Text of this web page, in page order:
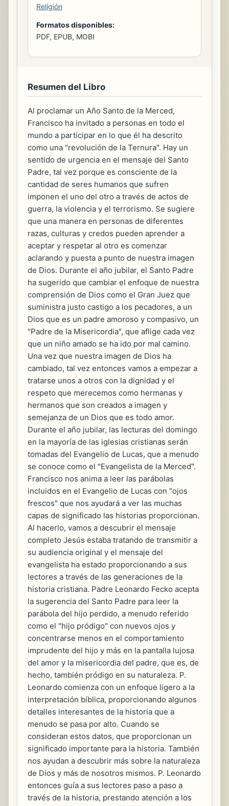
Religión
Formatos disponibles:
PDF, EPUB, MOBI
Resumen del Libro
Al proclamar un Año Santo de la Merced,
Francisco ha invitado a personas en todo el
mundo a participar en lo que él ha descrito
como una "revolución de la Ternura". Hay un
sentido de urgencia en el mensaje del Santo
Padre, tal vez porque es consciente de la
cantidad de seres humanos que sufren
imponen el uno del otro a través de actos de
guerra, la violencia y el terrorismo. Se sugiere
que una manera en personas de diferentes
razas, culturas y credos pueden aprender a
aceptar y respetar al otro es comenzar
aclarando y puesta a punto de nuestra imagen
de Dios. Durante el año jubilar, el Santo Padre
ha sugerido que cambiar el enfoque de nuestra
comprensión de Dios como el Gran Juez que
suministra justo castigo a los pecadores, a un
Dios que es un padre amoroso y compasivo, un
"Padre de la Misericordia", que aflige cada vez
que un niño amado se ha ido por mal camino.
Una vez que nuestra imagen de Dios ha
cambiado, tal vez entonces vamos a empezar a
tratarse unos a otros con la dignidad y el
respeto que merecemos como hermanas y
hermanos que son creados a imagen y
semejanza de un Dios que es todo amor.
Durante el año jubilar, las lecturas del domingo
en la mayoría de las iglesias cristianas serán
tomadas del Evangelio de Lucas, que a menudo
se conoce como el "Evangelista de la Merced".
Francisco nos anima a leer las parábolas
incluidos en el Evangelio de Lucas con "ojos
frescos" que nos ayudará a ver las muchas
capas de significado las historias proporcionan.
Al hacerlo, vamos a descubrir el mensaje
completo Jesús estaba tratando de transmitir a
su audiencia original y el mensaje del
evangelista ha estado proporcionando a sus
lectores a través de las generaciones de la
historia cristiana. Padre Leonardo Fecko acepta
la sugerencia del Santo Padre para leer la
parábola del hijo perdido, a menudo referido
como el "hijo pródigo" con nuevos ojos y
concentrarse menos en el comportamiento
imprudente del hijo y más en la pantalla lujosa
del amor y la misericordia del padre, que es, de
hecho, también pródigo en su naturaleza. P.
Leonardo comienza con un enfoque ligero a la
interpretación bíblica, proporcionando algunos
detalles interesantes de la historia que a
menudo se pasa por alto. Cuando se
consideran estos datos, que proporcionan un
significado importante para la historia. También
nos ayudan a descubrir más sobre la naturaleza
de Dios y más de nosotros mismos. P. Leonardo
entonces guía a sus lectores paso a paso a
través de la historia, prestando atención a los